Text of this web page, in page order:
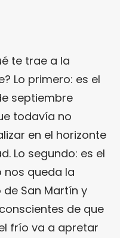
te trae a la
Lo primero: es el
septiembre
todavía no
en el horizonte
Lo segundo: es el
nos queda la
San Martín y
de que
frío va a apretar